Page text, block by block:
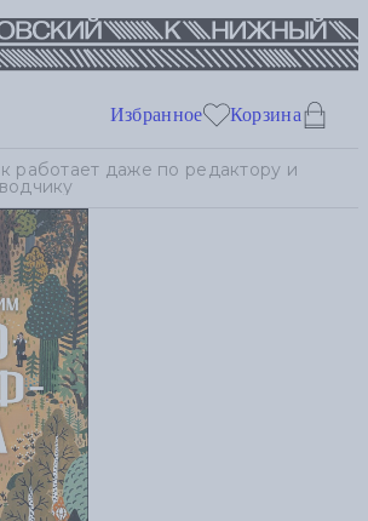
Избранное Корзина